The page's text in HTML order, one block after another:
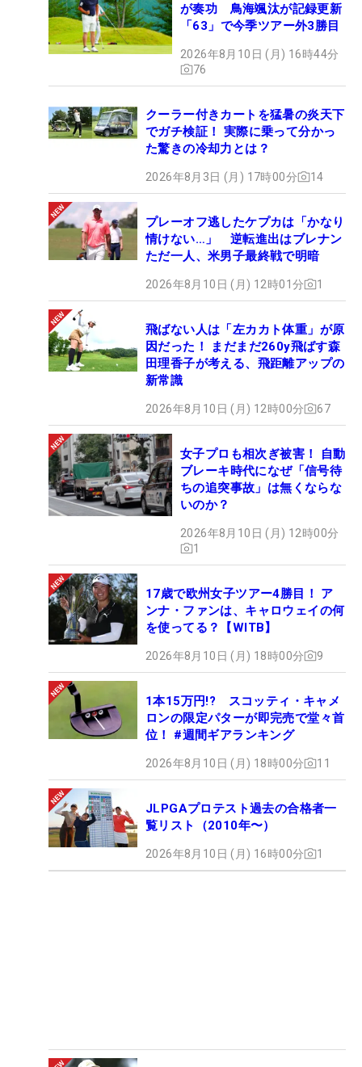
が奏功 鳥海颯汰が記録更新
「63」で今季ツアー外3勝目
2026年8月10日 (月) 16時44分
76
クーラー付きカートを猛暑の炎天下
でガチ検証！ 実際に乗って分かっ
た驚きの冷却力とは？
2026年8月3日 (月) 17時00分 14
プレーオフ逃したケプカは「かなり
情けない…」 逆転進出はブレナン
ただ一人、米男子最終戦で明暗
2026年8月10日 (月) 12時01分 1
飛ばない人は「左カカト体重」が原
因だった！ まだまだ260y飛ばす森
田理香子が考える、飛距離アップの
新常識
2026年8月10日 (月) 12時00分 67
女子プロも相次ぎ被害！ 自動
ブレーキ時代になぜ「信号待
ちの追突事故」は無くならな
いのか？
2026年8月10日 (月) 12時00分
1
17歳で欧州女子ツアー4勝目！ ア
ンナ・ファンは、キャロウェイの何
を使ってる？【WITB】
2026年8月10日 (月) 18時00分 9
1本15万円!? スコッティ・キャメ
ロンの限定パターが即完売で堂々首
位！ #週間ギアランキング
2026年8月10日 (月) 18時00分 11
JLPGAプロテスト過去の合格者一
覧リスト（2010年〜）
2026年8月10日 (月) 16時00分 1